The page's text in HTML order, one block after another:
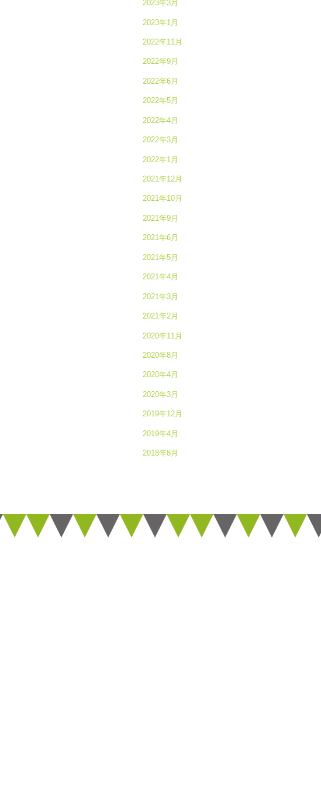
2023年3月
2023年1月
2022年11月
2022年9月
2022年6月
2022年5月
2022年4月
2022年3月
2022年1月
2021年12月
2021年10月
2021年9月
2021年6月
2021年5月
2021年4月
2021年3月
2021年2月
2020年11月
2020年8月
2020年4月
2020年3月
2019年12月
2019年4月
2018年8月